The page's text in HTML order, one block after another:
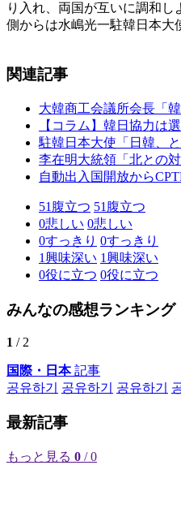
り入れ、両国が互いに調和
側からは水嶋光一駐韓日本大
関連記事
大韓商工会議所会長「
【コラム】韓日協力は
駐韓日本大使「日韓、
李在明大統領「北との
自動出入国開放から
51 腹立つ 51 腹立つ
0悲しい 0悲しい
0すっきり 0すっきり
1興味深い 1興味深い
0役に立つ 0役に立つ
みんなの感想ランキング
1 / 2
国際・日本記事
공유하기
공유하기 공유하기
最新記事
もっと見る 0 / 0